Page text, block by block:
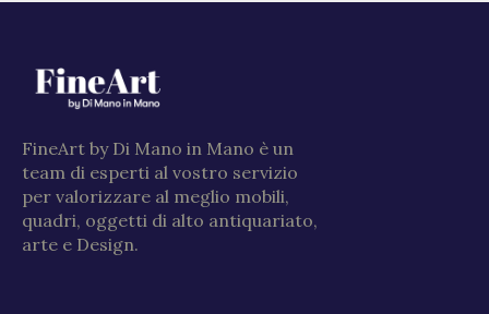
FineArt by Di Mano in Mano è un
team di esperti al vostro servizio
per valorizzare al meglio mobili,
quadri, oggetti di alto antiquariato,
arte e Design.